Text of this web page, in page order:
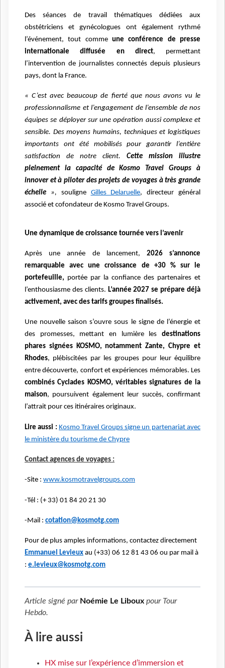
Des séances de travail thématiques dédiées aux
obstétriciens et gynécologues ont également rythmé
l’événement, tout comme une conférence de presse
internationale diffusée en direct, permettant
l’intervention de journalistes connectés depuis plusieurs
pays, dont la France.
« C’est avec beaucoup de fierté que nous avons vu le
professionnalisme et l’engagement de l’ensemble de nos
équipes se déployer sur une opération aussi complexe et
sensible. Des moyens humains, techniques et logistiques
importants ont été mobilisés pour garantir l’entière
satisfaction de notre client. Cette mission illustre
pleinement la capacité de Kosmo Travel Groups à
innover et à piloter des projets de voyages à très grande
échelle », souligne Gilles Delaruelle, directeur général
associé et cofondateur de Kosmo Travel Groups.
Une dynamique de croissance tournée vers l’avenir
Après une année de lancement, 2026 s’annonce
remarquable avec une croissance de +30 % sur le
portefeuille, portée par la confiance des partenaires et
l’enthousiasme des clients. L’année 2027 se prépare déjà
activement, avec des tarifs groupes finalisés.
Une nouvelle saison s’ouvre sous le signe de l’énergie et
des promesses, mettant en lumière les destinations
phares signées KOSMO, notamment Zante, Chypre et
Rhodes, plébiscitées par les groupes pour leur équilibre
entre découverte, confort et expériences mémorables. Les
combinés Cyclades KOSMO, véritables signatures de la
maison, poursuivent également leur succès, confirmant
l’attrait pour ces itinéraires originaux.
Lire aussi : Kosmo Travel Groups signe un partenariat avec
le ministère du tourisme de Chypre
Contact agences de voyages :
-Site : www.kosmotravelgroups.com
-Tél : (+ 33) 01 84 20 21 30
-Mail : cotation@kosmotg.com
Pour de plus amples informations, contactez directement
Emmanuel Levieux au (+33) 06 12 81 43 06 ou par mail à
: e.levieux@kosmotg.com
Article signé par Noémie Le Liboux pour Tour
Hebdo.
À lire aussi
HX mise sur l’expérience d’immersion et